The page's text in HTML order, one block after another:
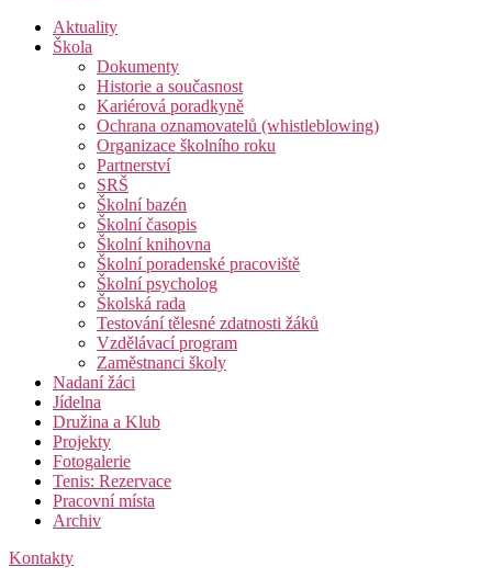
Aktuality
Škola
Dokumenty
Historie a současnost
Kariérová poradkyně
Ochrana oznamovatelů (whistleblowing)
Organizace školního roku
Partnerství
SRŠ
Školní bazén
Školní časopis
Školní knihovna
Školní poradenské pracoviště
Školní psycholog
Školská rada
Testování tělesné zdatnosti žáků
Vzdělávací program
Zaměstnanci školy
Nadaní žáci
Jídelna
Družina a Klub
Projekty
Fotogalerie
Tenis: Rezervace
Pracovní místa
Archiv
Kontakty